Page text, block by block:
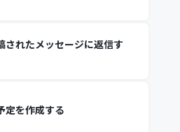
されたメッセージに返信す
定を作成する